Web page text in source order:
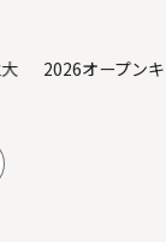
香川短期大